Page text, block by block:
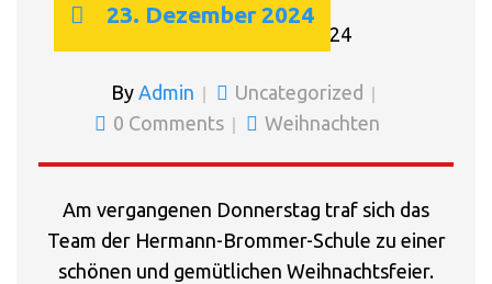
23. Dezember 2024
By Admin
Uncategorized
0 Comments
Weihnachten
Am vergangenen Donnerstag traf sich das
Team der Hermann-Brommer-Schule zu einer
schönen und gemütlichen Weihnachtsfeier.